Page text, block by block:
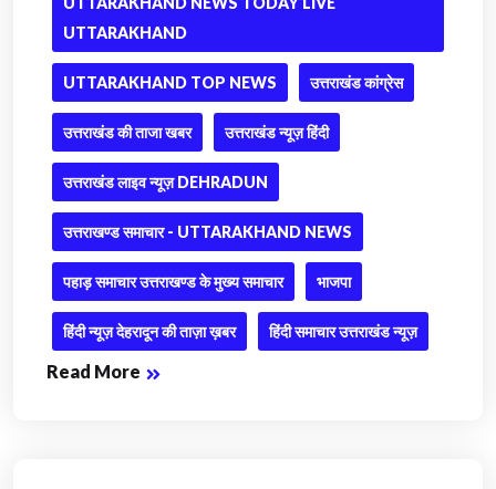
UTTARAKHAND
UTTARAKHAND TOP NEWS उत्तराखंड कांग्रेस
उत्तराखंड की ताजा खबर उत्तराखंड न्यूज़ हिंदी
उत्तराखंड लाइव न्यूज़ DEHRADUN
उत्तराखण्ड समाचार - UTTARAKHAND NEWS
पहाड़ समाचार उत्तराखण्ड के मुख्य समाचार भाजपा
हिंदी न्यूज़ देहरादून की ताज़ा ख़बर हिंदी समाचार उत्तराखंड न्यूज़
Read More